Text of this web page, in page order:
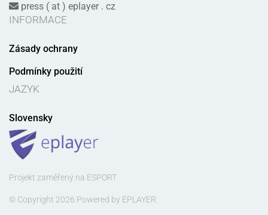
press ( at ) eplayer . cz
INFORMACE
Zásady ochrany
Podmínky použití
JAZYK
Slovensky
Projekt zaměřený na ESPORT
© Copyright 2026 Powered by EPLAYER.